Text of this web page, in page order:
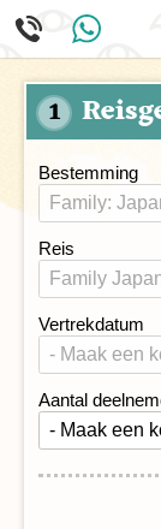
1
Bestemming
Reis
Vertrekdatum
Aantal